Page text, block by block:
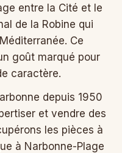
entre la Cité et le
de la Robine qui
Ce
goût marqué pour
caractère.
depuis 1950
et vendre des
les pièces à
à Narbonne-Plage